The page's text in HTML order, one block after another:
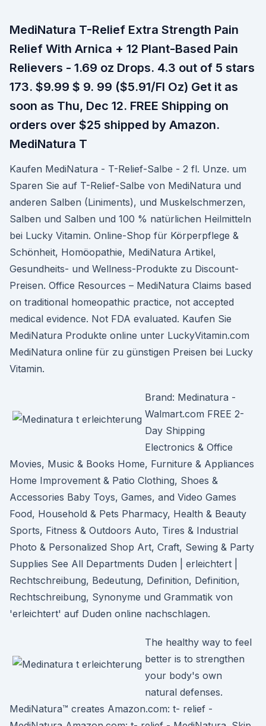
MediNatura T-Relief Extra Strength Pain
Relief With Arnica + 12 Plant-Based Pain
Relievers - 1.69 oz Drops. 4.3 out of 5 stars
173. $9.99 $ 9. 99 ($5.91/Fl Oz) Get it as
soon as Thu, Dec 12. FREE Shipping on
orders over $25 shipped by Amazon.
MediNatura T
Kaufen MediNatura - T-Relief-Salbe - 2 fl. Unze. um
Sparen Sie auf T-Relief-Salbe von MediNatura und
anderen Salben (Liniments), und Muskelschmerzen,
Salben und Salben und 100 % natürlichen Heilmitteln
bei Lucky Vitamin. Online-Shop für Körperpflege &
Schönheit, Homöopathie, MediNatura Artikel,
Gesundheits- und Wellness-Produkte zu Discount-
Preisen. Office Resources – MediNatura Claims based
on traditional homeopathic practice, not accepted
medical evidence. Not FDA evaluated. Kaufen Sie
MediNatura Produkte online unter LuckyVitamin.com
MediNatura online für zu günstigen Preisen bei Lucky
Vitamin.
Brand: Medinatura -
Walmart.com FREE 2-
Day Shipping
Electronics & Office
Movies, Music & Books Home, Furniture & Appliances
Home Improvement & Patio Clothing, Shoes &
Accessories Baby Toys, Games, and Video Games
Food, Household & Pets Pharmacy, Health & Beauty
Sports, Fitness & Outdoors Auto, Tires & Industrial
Photo & Personalized Shop Art, Craft, Sewing & Party
Supplies See All Departments Duden | erleichtert |
Rechtschreibung, Bedeutung, Definition, Definition,
Rechtschreibung, Synonyme und Grammatik von
'erleichtert' auf Duden online nachschlagen.
The healthy way to feel
better is to strengthen
your body's own
natural defenses.
MediNatura™ creates Amazon.com: t- relief -